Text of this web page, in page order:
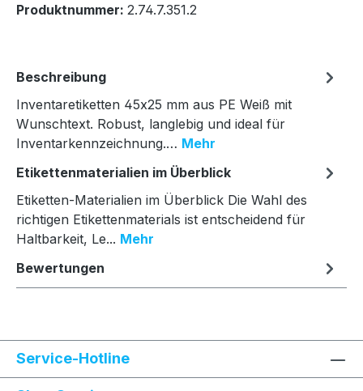
Produktnummer: 2.74.7.351.2
Beschreibung
Inventaretiketten 45x25 mm aus PE Weiß mit
Wunschtext. Robust, langlebig und ideal für
Inventarkennzeichnung.… Mehr
Etikettenmaterialien im Überblick
Etiketten-Materialien im Überblick Die Wahl des
richtigen Etikettenmaterials ist entscheidend für
Haltbarkeit, Le... Mehr
Bewertungen
Service-Hotline